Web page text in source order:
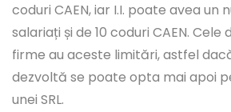
coduri CAEN, iar I.I. poate avea un
salariați și de 10 coduri CAEN. Cele
firme au aceste limitări, astfel
dezvoltă se poate opta mai apoi
unei SRL.